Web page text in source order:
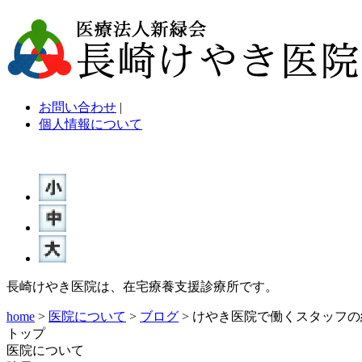
お問い合わせ |
個人情報について
長崎けやき医院は、在宅療養支援診療所です。
home > 医院について > ブログ > けやき医院で働くスタッフ
トップ
医院について